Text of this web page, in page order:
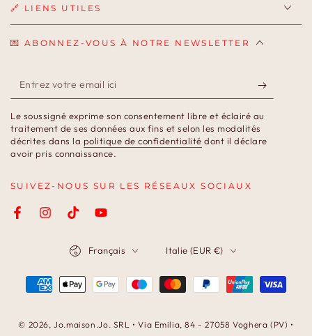
🔗 LIENS UTILES
💌 ABONNEZ-VOUS À NOTRE NEWSLETTER
Entrez
votre
email
ici
Le soussigné exprime son consentement libre et éclairé au
traitement de ses données aux fins et selon les modalités
décrites dans la politique de confidentialité dont il déclare
avoir pris connaissance.
SUIVEZ-NOUS SUR LES RÉSEAUX SOCIAUX
FacebookInstagramTikTokYouTube
© 2026,Jo.maison.Jo. SRL • Via Emilia, 84 - 27058 Voghera (PV) •
Français Italie (EUR €)
Modes
paiement